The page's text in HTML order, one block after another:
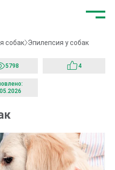
собак Эпилепсия у собак
5798 4